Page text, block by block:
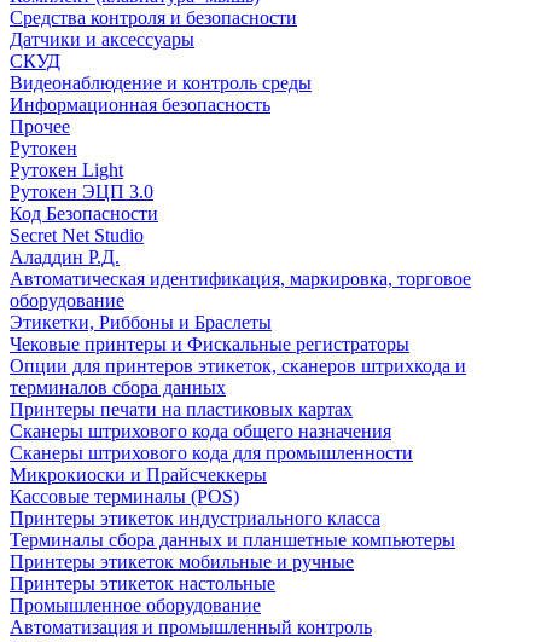
Средства контроля и безопасности
Датчики и аксессуары
СКУД
Видеонаблюдение и контроль среды
Информационная безопасность
Прочее
Рутокен
Рутокен Light
Рутокен ЭЦП 3.0
Код Безопасности
Secret Net Studio
Аладдин Р.Д.
Автоматическая идентификация, маркировка, торговое
оборудование
Этикетки, Риббоны и Браслеты
Чековые принтеры и Фискальные регистраторы
Опции для принтеров этикеток, сканеров штрихкода и
терминалов сбора данных
Принтеры печати на пластиковых картах
Сканеры штрихового кода общего назначения
Сканеры штрихового кода для промышленности
Микрокиоски и Прайсчеккеры
Кассовые терминалы (POS)
Принтеры этикеток индустриального класса
Терминалы сбора данных и планшетные компьютеры
Принтеры этикеток мобильные и ручные
Принтеры этикеток настольные
Промышленное оборудование
Автоматизация и промышленный контроль